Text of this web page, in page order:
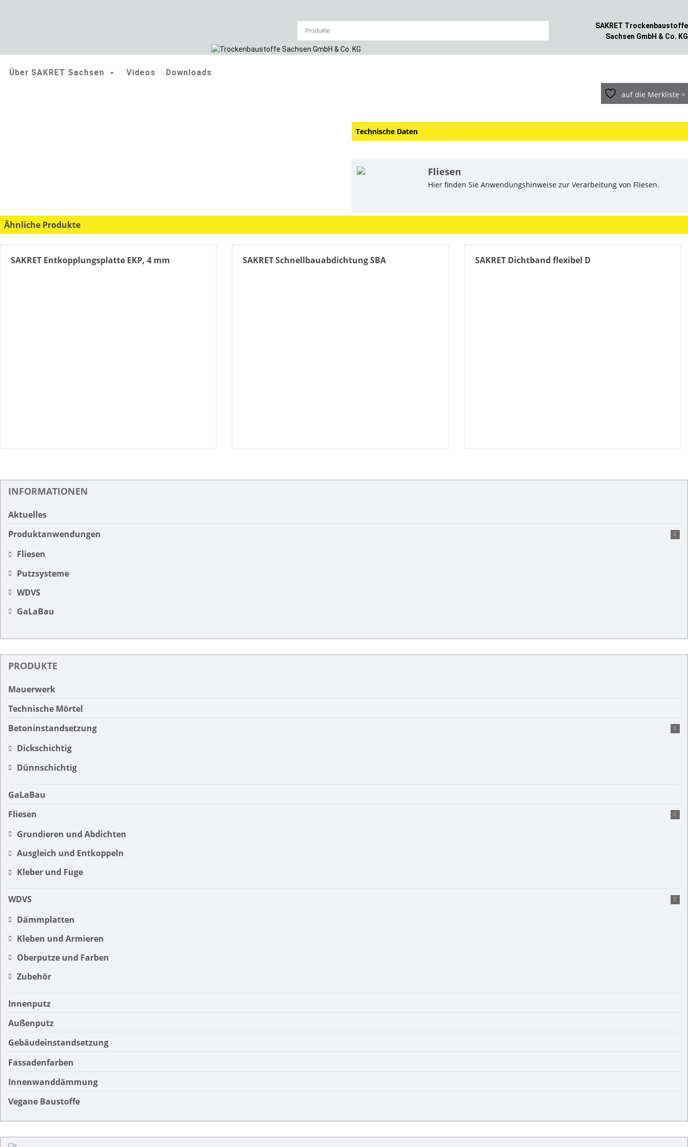
SAKRET Trockenbaustoffe
Sachsen GmbH & Co. KG
Über SAKRET Sachsen Videos Downloads
Anrührgefäß, ergibt dank seiner hohen Form deutlich bessere Aufmischergebnisse verglichen
auf die Merkliste >
Technische Daten
Fliesen
Hier finden Sie Anwendungshinweise zur Verarbeitung von Fliesen.
Ähnliche Produkte
SAKRET Entkopplungsplatte EKP, 4 mm SAKRET Schnellbauabdichtung SBA SAKRET Dichtband flexibel D
INFORMATIONEN
Aktuelles
Produktanwendungen
Fliesen
Putzsysteme
WDVS
GaLaBau
PRODUKTE
Mauerwerk
Technische Mörtel
Betoninstandsetzung
Dickschichtig
Dünnschichtig
GaLaBau
Fliesen
Grundieren und Abdichten
Ausgleich und Entkoppeln
Kleber und Fuge
WDVS
Dämmplatten
Kleben und Armieren
Oberputze und Farben
Zubehör
Innenputz
Außenputz
Gebäudeinstandsetzung
Fassadenfarben
Innenwanddämmung
Vegane Baustoffe